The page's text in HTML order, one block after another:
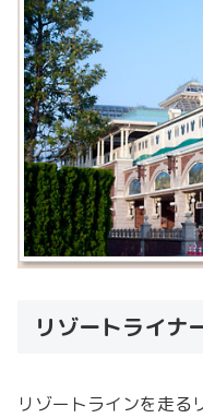
リゾートライナ
リゾートラインを走る